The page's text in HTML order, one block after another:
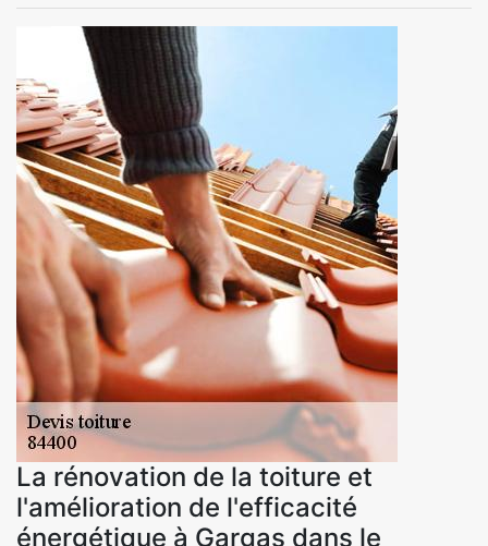
La rénovation de la toiture et
l'amélioration de l'efficacité
énergétique à Gargas dans le